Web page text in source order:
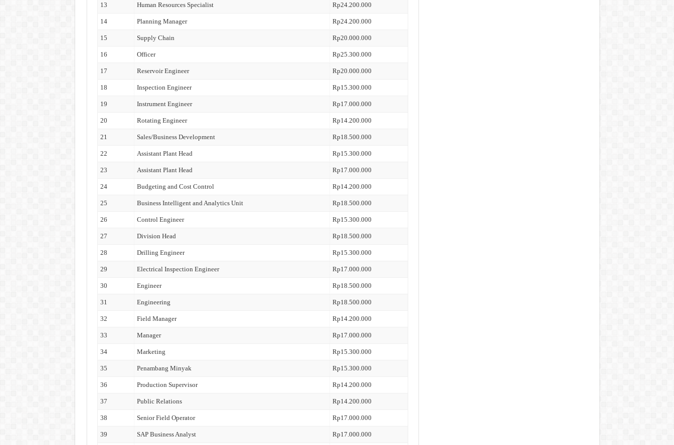
13 Human Resources Specialist Rp24.200.000
14 Planning Manager Rp24.200.000
15 Supply Chain Rp20.000.000
16 Officer Rp25.300.000
17 Reservoir Engineer Rp20.000.000
18 Inspection Engineer Rp15.300.000
19 Instrument Engineer Rp17.000.000
20 Rotating Engineer Rp14.200.000
21 Sales/Business Development Rp18.500.000
22 Assistant Plant Head Rp15.300.000
23 Assistant Plant Head Rp17.000.000
24 Budgeting and Cost Control Rp14.200.000
25 Business Intelligent and Analytics Unit Rp18.500.000
26 Control Engineer Rp15.300.000
27 Division Head Rp18.500.000
28 Drilling Engineer Rp15.300.000
29 Electrical Inspection Engineer Rp17.000.000
30 Engineer Rp18.500.000
31 Engineering Rp18.500.000
32 Field Manager Rp14.200.000
33 Manager Rp17.000.000
34 Marketing Rp15.300.000
35 Penambang Minyak Rp15.300.000
36 Production Supervisor Rp14.200.000
37 Public Relations Rp14.200.000
38 Senior Field Operator Rp17.000.000
39 SAP Business Analyst Rp17.000.000